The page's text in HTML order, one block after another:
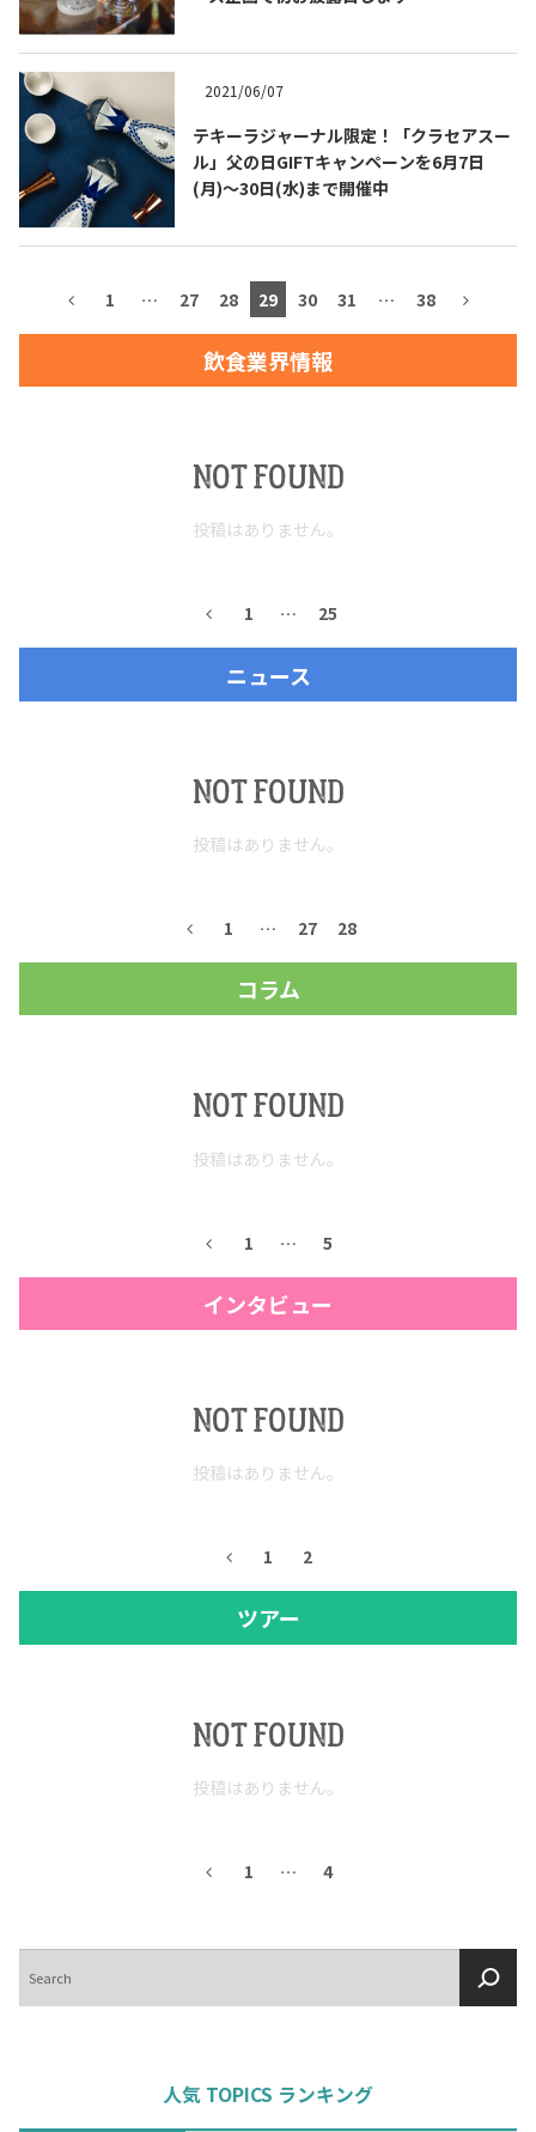
About テキーラとは
テキーラのつくり方
テキーラの飲み方 テキーラマップ
メキシコ旅行
テキーラ・メスカルが 飲めるバー
2021/06/07
テキーラジャーナル限定！「クラセアスー
ル」父の日GIFTキャンペーンを6月7日
(月)〜30日(水)まで開催中
1 … 27 28 29 30 31 … 38
飲食業界情報
NOT FOUND
投稿はありません。
1 … 25
ニュース
NOT FOUND
投稿はありません。
1 … 27 28
コラム
NOT FOUND
投稿はありません。
1 … 5
インタビュー
NOT FOUND
投稿はありません。
1 2
ツアー
NOT FOUND
投稿はありません。
1 … 4
索
人気 TOPICS ランキング